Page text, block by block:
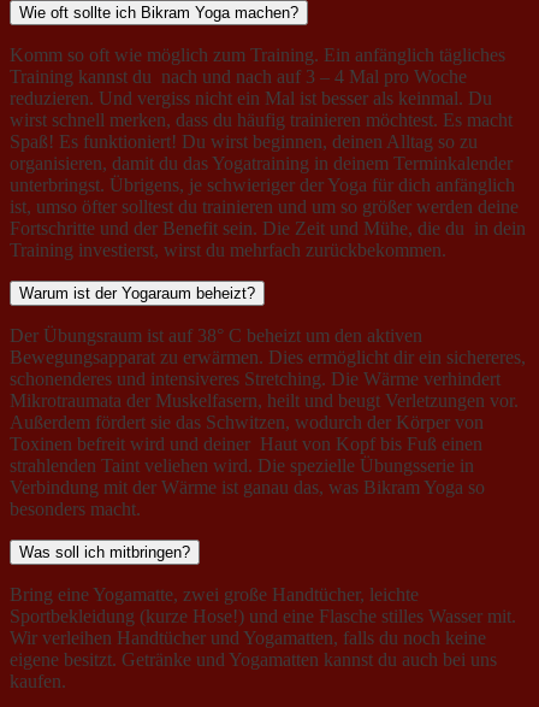
Wie oft sollte ich Bikram Yoga machen?
Komm so oft wie möglich zum Training. Ein anfänglich tägliches
Training kannst du nach und nach auf 3 – 4 Mal pro Woche
reduzieren. Und vergiss nicht ein Mal ist besser als keinmal. Du
wirst schnell merken, dass du häufig trainieren möchtest. Es macht
Spaß! Es funktioniert! Du wirst beginnen, deinen Alltag so zu
organisieren, damit du das Yogatraining in deinem Terminkalender
unterbringst. Übrigens, je schwieriger der Yoga für dich anfänglich
ist, umso öfter solltest du trainieren und um so größer werden deine
Fortschritte und der Benefit sein. Die Zeit und Mühe, die du in dein
Training investierst, wirst du mehrfach zurückbekommen.
Warum ist der Yogaraum beheizt?
Der Übungsraum ist auf 38° C beheizt um den aktiven
Bewegungsapparat zu erwärmen. Dies ermöglicht dir ein sichereres,
schonenderes und intensiveres Stretching. Die Wärme verhindert
Mikrotraumata der Muskelfasern, heilt und beugt Verletzungen vor.
Außerdem fördert sie das Schwitzen, wodurch der Körper von
Toxinen befreit wird und deiner Haut von Kopf bis Fuß einen
strahlenden Taint veliehen wird. Die spezielle Übungsserie in
Verbindung mit der Wärme ist ganau das, was Bikram Yoga so
besonders macht.
Was soll ich mitbringen?
Bring eine Yogamatte, zwei große Handtücher, leichte
Sportbekleidung (kurze Hose!) und eine Flasche stilles Wasser mit.
Wir verleihen Handtücher und Yogamatten, falls du noch keine
eigene besitzt. Getränke und Yogamatten kannst du auch bei uns
kaufen.